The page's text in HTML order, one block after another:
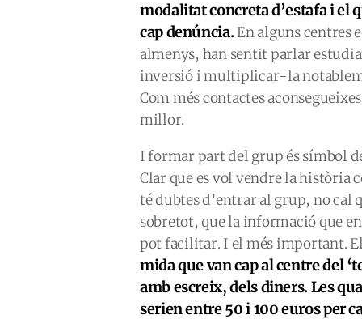
modalitat concreta d’estafa i el
cap denúncia.En alguns centres
almenys, han sentit parlar
inversió i multiplicar-la
Com més contactes
millor.
I formar part del grup és símbol
Clar que es vol vendre la història
té dubtes d’entrar al grup, no cal
sobretot, que la informació que
pot facilitar. I el més important.
mida que van cap al centre del
amb escreix, dels diners. Les
serien entre 50 i 100 euros per